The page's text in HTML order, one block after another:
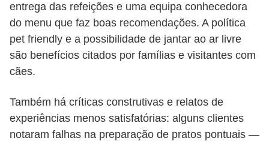
entrega das refeições e uma equipa conhecedora
do menu que faz boas recomendações. A política
pet friendly e a possibilidade de jantar ao ar livre
são benefícios citados por famílias e visitantes com
cães.
Também há críticas construtivas e relatos de
experiências menos satisfatórias: alguns clientes
notaram falhas na preparação de pratos pontuais —